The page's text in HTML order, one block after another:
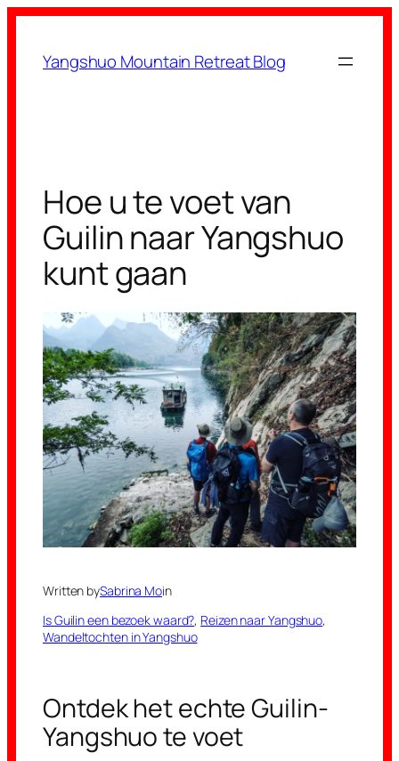
Yangshuo Mountain Retreat Blog
Hoe u te voet van
Guilin naar Yangshuo
kunt gaan
Written bySabrina Moin
Is Guilin een bezoek waard?, Reizen naar Yangshuo
Wandeltochten in Yangshuo
Ontdek het echte Guilin-
Yangshuo te voet